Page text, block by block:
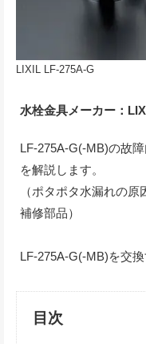
LIXIL LF-275A-G
水栓金具メーカー：
LF-275A-G(-MB)の故
を解説します。
（ポタポタ水漏れの
補修部品）
LF-275A-G(-MB)を交
目次